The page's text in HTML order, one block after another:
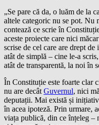
„Se pare că da, o luăm de la
altele categoric nu se pot. Nu
contează ce scrie în
aceste proiecte care nici
scrise de cel care are drept
atât de simplă – cine le-a
atât de transparentă, la noi în
În Constituție este foarte clar
nu are decât Guvernul, nici
deputații. Mai există și
în acea ipoteză. Prin urmare,
viața publică, din ce înțeleg –